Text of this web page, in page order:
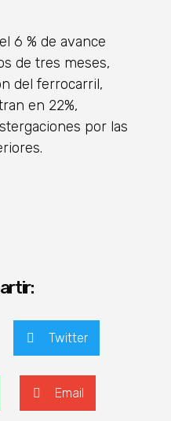
6 % de avance
de tres meses,
del ferrocarril,
en 22%,
por las
Twitter
Email